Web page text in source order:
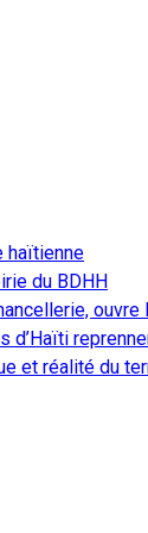
haïtienne
du BDHH
d’Haïti
et réalité du